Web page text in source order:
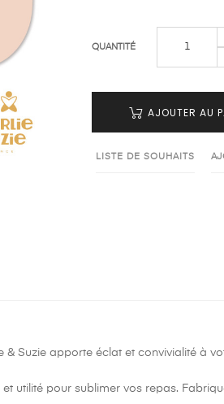
QUANTITÉ
AJOUTER AU
LISTE DE SOUHAITS
Suzie apporte éclat et convivialité à
utilité pour sublimer vos repas.